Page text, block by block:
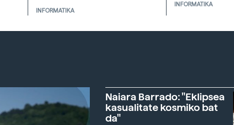
INFORMATIKA
INFORMATIKA
Naiara Barrado: "Eklipsea
kasualitate kosmiko bat
da"